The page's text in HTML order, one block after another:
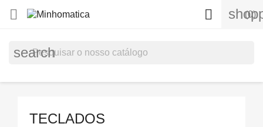
 (0)

search
TECLADOS